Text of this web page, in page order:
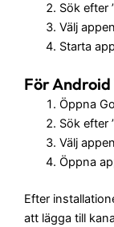
Sök efter
Välj
Starta
För Android
Öppna
Sök efter
Välj
Öppna
Efter
att lägga till